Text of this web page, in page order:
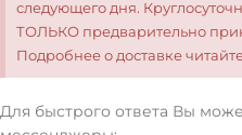
следующего дня.
ТОЛЬКО предварительно
Подробнее о доставке
Для быстрого ответа Вы